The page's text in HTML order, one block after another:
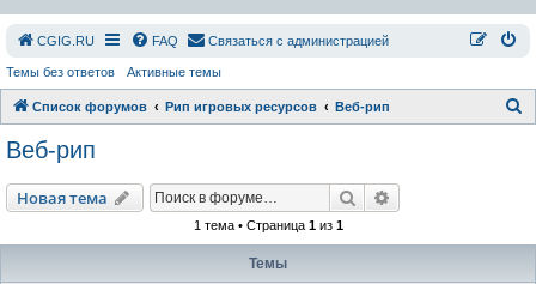
СGIG.RU FAQ Связаться с администрацией
Темы без ответов Активные темы
Список форумов Рип игровых ресурсов Веб-рип
Веб-рип
Новая тема Поиск
1 тема • Страница 1из 1
Темы